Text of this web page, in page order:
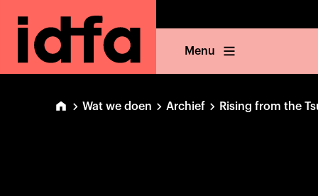
Menu
Wat we doen Archief Rising from the